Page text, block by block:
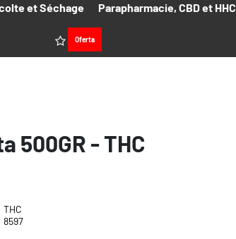
et Séchage Parapharmacie, CBD et HHC
Offres
Oferta
500GR - THC
THC
8597